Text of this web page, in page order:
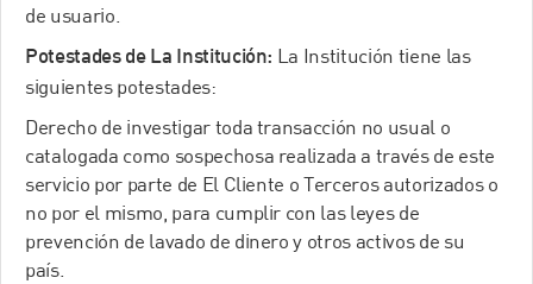
de usuario.
Potestades de La Institución: La Institución tiene las
siguientes potestades:
Derecho de investigar toda transacción no usual o
catalogada como sospechosa realizada a través de este
servicio por parte de El Cliente o Terceros autorizados o
no por el mismo, para cumplir con las leyes de
prevención de lavado de dinero y otros activos de su
país.